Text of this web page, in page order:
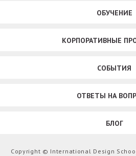
ОБУЧЕНИЕ
КОРПОРАТИВНЫЕ
СОБЫТИЯ
ОТВЕТЫ НА
БЛОГ
Copyright © International Design